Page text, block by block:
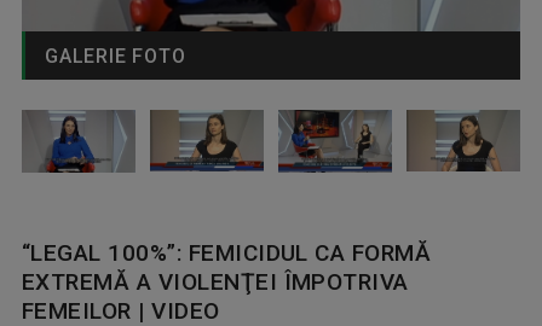
GALERIE FOTO
“LEGAL 100%”: FEMICIDUL CA FORMĂ
EXTREMĂ A VIOLENŢEI ÎMPOTRIVA
FEMEILOR | VIDEO